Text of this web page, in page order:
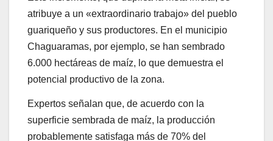
atribuye a un «extraordinario trabajo» del pueblo
guariqueño y sus productores. En el municipio
Chaguaramas, por ejemplo, se han sembrado
6.000 hectáreas de maíz, lo que demuestra el
potencial productivo de la zona.
Expertos señalan que, de acuerdo con la
superficie sembrada de maíz, la producción
probablemente satisfaga más de 70% del